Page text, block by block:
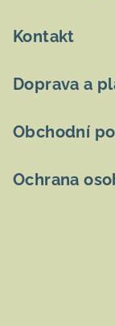
Kontakt
Doprava a
Obchodní
Ochrana